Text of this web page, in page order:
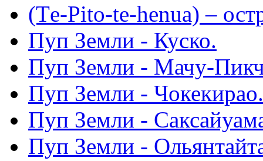
(Тe-Pito-te-henua) –
Пуп Земли - Куско.
Пуп Земли - Мачу-
Пуп Земли - Чокекирао.
Пуп Земли -
Пуп Земли -